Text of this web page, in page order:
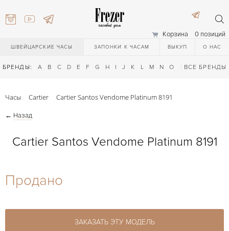
Корзина 0 позиций
ШВЕЙЦАРСКИЕ ЧАСЫ ЗАПОНКИ К ЧАСАМ ВЫКУП О НАС
БРЕНДЫ: A B C D E F G H I J K L M N O Q R S T
ВСЕ БРЕНДЫ
27-44
27-44
Часы Cartier Cartier Santos Vendome Platinum 8191
← Назад
Cartier Santos Vendome Platinum 8191
Продано
ЗАКАЗАТЬ ЭТУ МОДЕЛЬ